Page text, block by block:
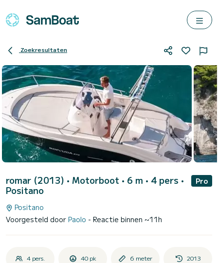
Zoekresultaten
romar (2013) • Motorboot • 6 m • 4 pers •
Positano
Pro
Positano
Voorgesteld door Paolo - Reactie binnen ~11h
4 pers. 40 pk 6 meter 2013